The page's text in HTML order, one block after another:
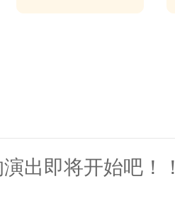
出即将开始吧！！